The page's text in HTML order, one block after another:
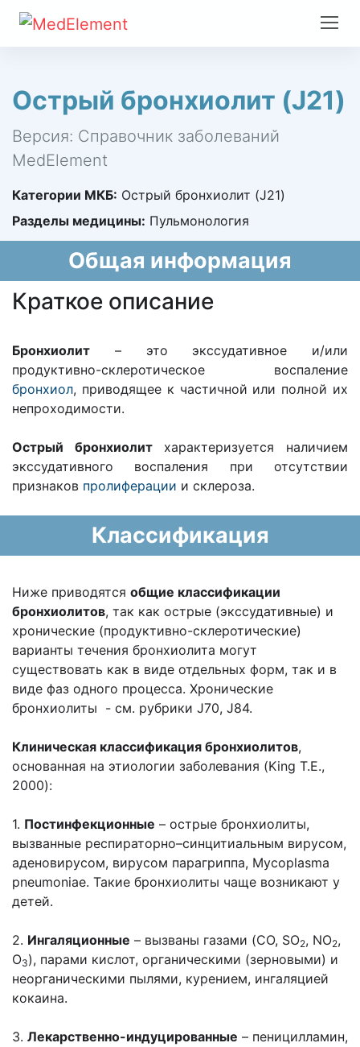
Острый бронхиолит (J21)
Версия: Справочник заболеваний
MedElement
Категории МКБ: Острый бронхиолит (J21)
Разделы медицины: Пульмонология
Общая информация
Краткое описание
Бронхиолит – это экссудативное и/или
продуктивно-склеротическое воспаление
бронхиол, приводящее к частичной или полной их
непроходимости.
Острый бронхиолитхарактеризуется наличием
экссудативного воспаления при отсутствии
признаков пролиферации и склероза.
Классификация
Ниже приводятся общие классификации
бронхиолитов, так как острые (экссудативные) и
хронические (продуктивно-склеротические)
варианты течения бронхиолита могут
существовать как в виде отдельных форм, так и в
виде фаз одного процесса. Хронические
бронхиолиты - см. рубрики J70, J84.
Клиническая классификация бронхиолитов,
основанная на этиологии заболевания (King T.E.,
2000):
1. Постинфекционные – острые бронхиолиты,
вызванные респираторно–синцитиальным вирусом,
аденовирусом, вирусом парагриппа, Mycoplasma
pneumoniaе. Такие бронхиолиты чаще возникают у
детей.
2. Ингаляционные – вызваны газами (CO, SO2, NO2,
O3), парами кислот, органическими (зерновыми) и
неорганическими пылями, курением, ингаляцией
кокаина.
3. Лекарственно-индуцированные – пеницилламин,